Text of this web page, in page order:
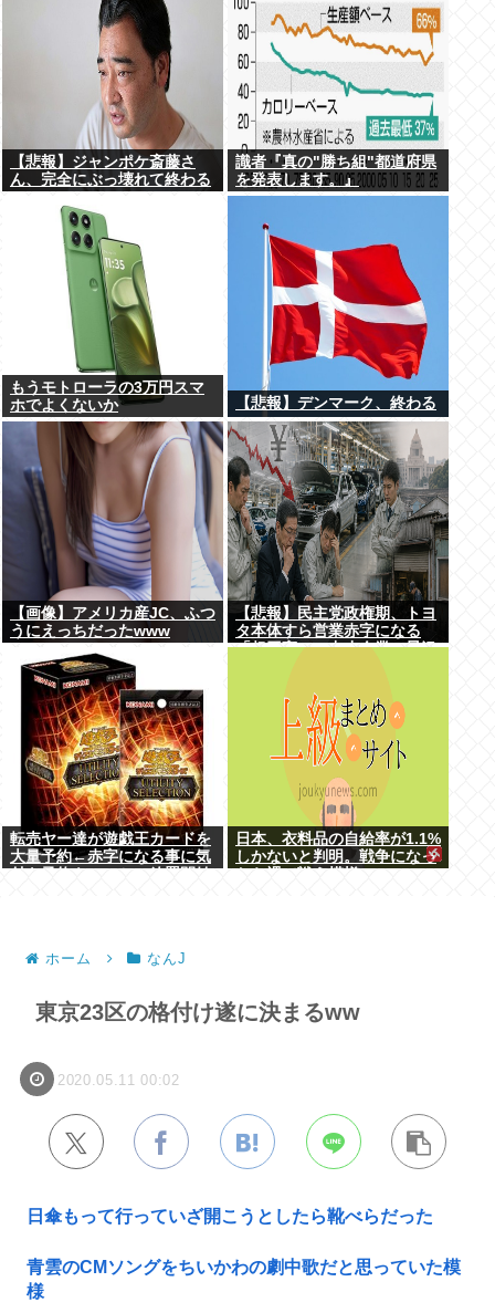
【悲報】ジャンポケ斎藤さ
ん、完全にぶっ壊れて終わる
識者『真の"勝ち組"都道府県
を発表します。』
もうモトローラの3万円スマ
ホでよくないか
【悲報】デンマーク、終わる
【画像】アメリカ産JC、ふつ
うにえっちだったwww
【悲報】民主党政権期、トヨ
タ本体すら営業赤字になる
「超円高」…中小企業の景況
転売ヤー達が遊戯王カードを
大量予約←赤字になる事に気
日本、衣料品の自給率が1.1%
しかないと判明。戦争になっ
ホーム なんJ
東京23区の格付け遂に決まるww
2020.05.11 00:02
日傘もって行っていざ開こうとしたら靴べらだった
青雲のCMソングをちいかわの劇中歌だと思っていた模
様